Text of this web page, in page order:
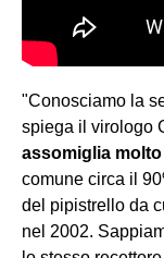
"Conosciamo la
spiega il virologo
assomiglia
comune circa il
del pipistrello da
nel 2002.